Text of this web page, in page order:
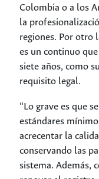
Colombia o a los
la
regiones. Por otro
es un continuo
siete años, como
requisito legal.
“Lo grave es que
estándares
acrecentar la
conservando las
sistema. Además,